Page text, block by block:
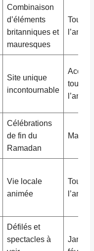
Combinaison
d’éléments
britanniques et
mauresques
Toute
l’année
Site unique
incontournable
toute
l’année
Célébrations
de fin du
Ramadan
Mai-
Vie locale
animée
Toute
l’année
Défilés et
spectacles à